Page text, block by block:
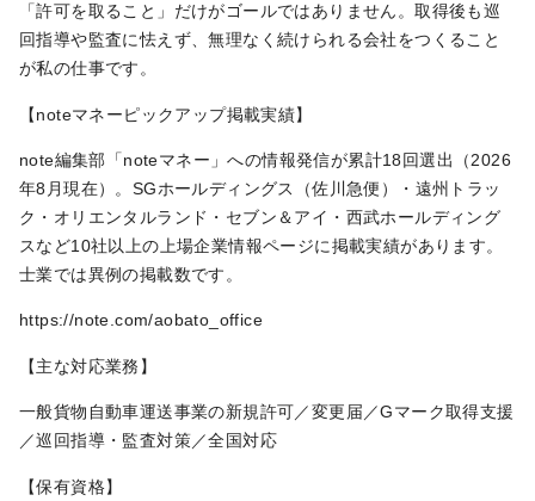
「許可を取ること」だけがゴールではありません。取得後も巡
回指導や監査に怯えず、無理なく続けられる会社をつくること
が私の仕事です。
【noteマネーピックアップ掲載実績】
note編集部「noteマネー」への情報発信が累計18回選出（2026
年8月現在）。SGホールディングス（佐川急便）・遠州トラッ
ク・オリエンタルランド・セブン＆アイ・西武ホールディング
スなど10社以上の上場企業情報ページに掲載実績があります。
士業では異例の掲載数です。
https://note.com/aobato_office
【主な対応業務】
一般貨物自動車運送事業の新規許可／変更届／Gマーク取得支援
／巡回指導・監査対策／全国対応
【保有資格】